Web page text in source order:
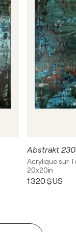
Abstrakt
Acrylique sur
20x20in
1 320 $US